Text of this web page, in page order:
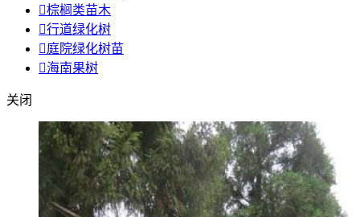
棕榈类苗木
行道绿化树
庭院绿化树苗
海南果树
关闭